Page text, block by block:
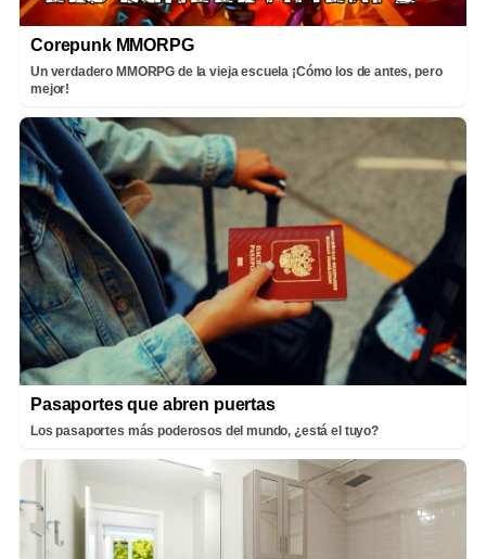
Corepunk MMORPG
Un verdadero MMORPG de la vieja escuela ¡Cómo los de antes, pero
mejor!
Pasaportes que abren puertas
Los pasaportes más poderosos del mundo, ¿está el tuyo?